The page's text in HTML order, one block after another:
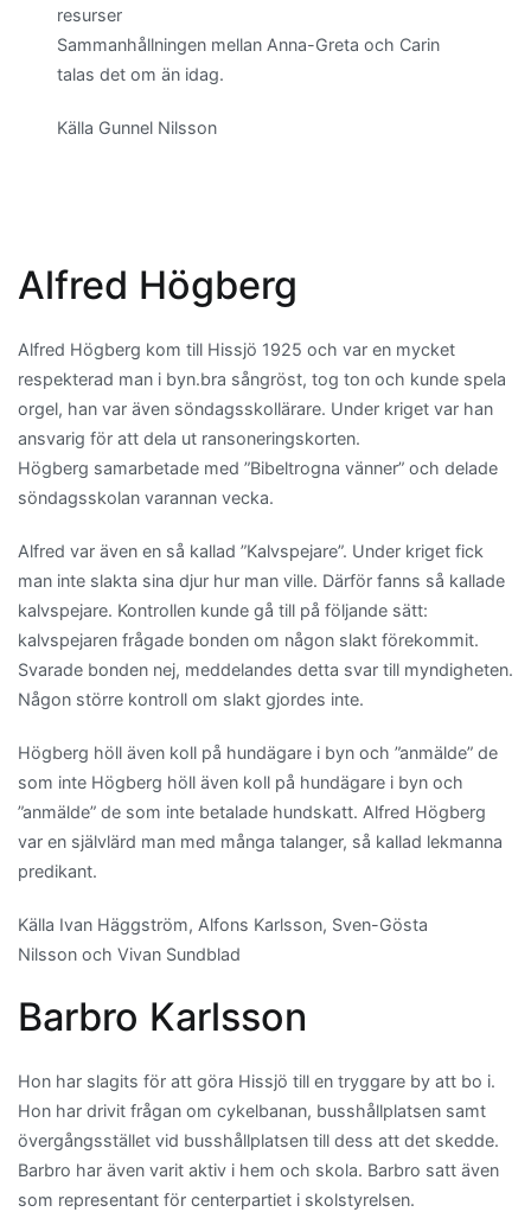
resurser
Sammanhållningen mellan Anna-Greta och Carin
talas det om än idag.
Källa Gunnel Nilsson
Alfred Högberg
Alfred Högberg kom till Hissjö 1925 och var en mycket
respekterad man i byn.bra sångröst, tog ton och kunde spela
orgel, han var även söndagsskollärare. Under kriget var han
ansvarig för att dela ut ransoneringskorten.
Högberg samarbetade med ”Bibeltrogna vänner” och delade
söndagsskolan varannan vecka.
Alfred var även en så kallad ”Kalvspejare”. Under kriget fick
man inte slakta sina djur hur man ville. Därför fanns så kallade
kalvspejare. Kontrollen kunde gå till på följande sätt:
kalvspejaren frågade bonden om någon slakt förekommit.
Svarade bonden nej, meddelandes detta svar till myndigheten.
Någon större kontroll om slakt gjordes inte.
Högberg höll även koll på hundägare i byn och ”anmälde” de
som inte Högberg höll även koll på hundägare i byn och
”anmälde” de som inte betalade hundskatt. Alfred Högberg
var en självlärd man med många talanger, så kallad lekmanna
predikant.
Källa Ivan Häggström, Alfons Karlsson, Sven-Gösta
Nilsson och Vivan Sundblad
Barbro Karlsson
Hon har slagits för att göra Hissjö till en tryggare by att bo i.
Hon har drivit frågan om cykelbanan, busshållplatsen samt
övergångsstället vid busshållplatsen till dess att det skedde.
Barbro har även varit aktiv i hem och skola. Barbro satt även
som representant för centerpartiet i skolstyrelsen.